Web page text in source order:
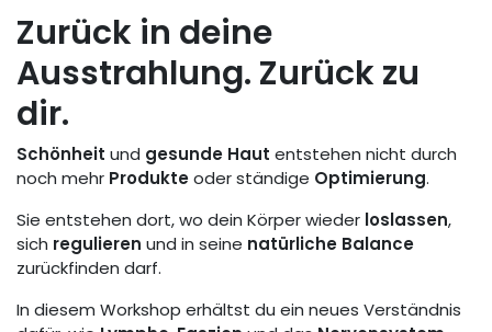
Zurück in deine
Ausstrahlung. Zurück zu
dir.
Schönheit und gesunde Haut entstehen nicht durch
noch mehr Produkteoder ständige Optimierung.
Sie entstehen dort, wo dein Körper wieder loslassen,
sich regulieren und in seine natürliche Balance
zurückfinden darf.
In diesem Workshop erhältst du ein neues Verständnis